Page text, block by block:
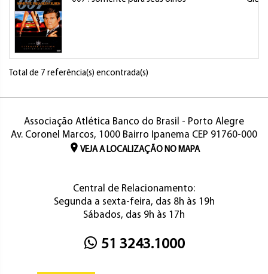
Total de 7 referência(s) encontrada(s)
Associação Atlética Banco do Brasil - Porto Alegre
Av. Coronel Marcos, 1000 Bairro Ipanema CEP 91760-000
VEJA A LOCALIZAÇÃO NO MAPA
Central de Relacionamento:
Segunda a sexta-feira, das 8h às 19h
Sábados, das 9h às 17h
51 3243.1000